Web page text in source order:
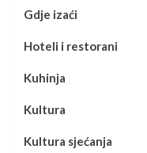
Gdje izaći
Hoteli i restorani
Kuhinja
Kultura
Kultura sjećanja